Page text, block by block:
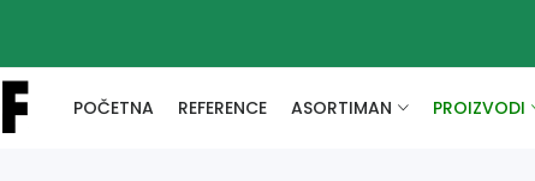
POČETNA REFERENCE ASORTIMAN PROIZVODI